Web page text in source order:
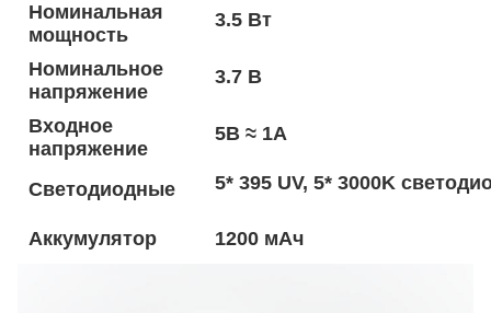
Номинальная
мощность
3.5 Вт
Номинальное
напряжение
3.7 В
Входное
напряжение
5В ≈ 1А
Светодиодные 5* 395 UV, 5* 3000K
Аккумулятор 1200 мАч